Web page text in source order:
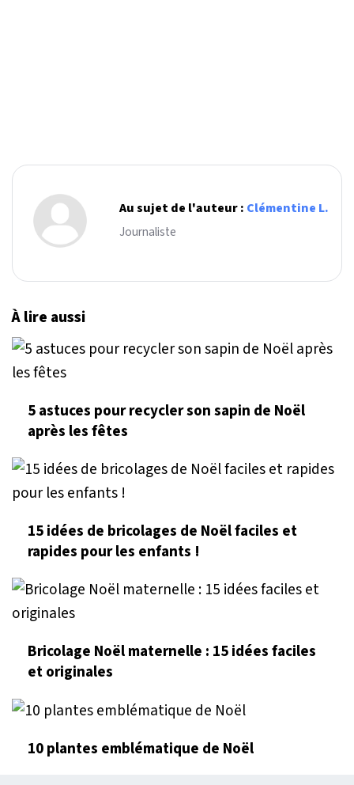
Au sujet de l'auteur : Clémentine L.
Journaliste
À lire aussi
5 astuces pour recycler son sapin de Noël
après les fêtes
15 idées de bricolages de Noël faciles et
rapides pour les enfants !
Bricolage Noël maternelle : 15 idées faciles
et originales
10 plantes emblématique de Noël